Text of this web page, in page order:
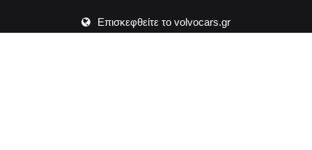
Επισκεφθείτε το volvocars.gr